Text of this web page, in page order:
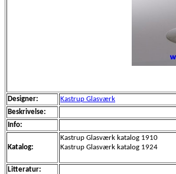
Designer: Kastrup Glasværk
Beskrivelse:
Info:
Katalog:
Kastrup Glasværk katalog 1910
Kastrup Glasværk katalog 1924
Litteratur: